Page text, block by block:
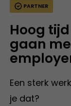
PARTNER
Hoog
gaan
Een sterk
je dat?